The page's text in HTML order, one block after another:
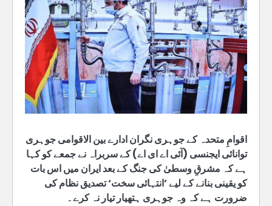
اقوامِ متحدہ کے جوہری نگران ادارے بین الاقوامی جوہری
توانائی ایجنسی (آئی اے ای اے) کے سربراہ نے جمعے کو کہا
ہے کہ مشرقِ وسطیٰ کی جنگ کے بعد ایران میں اس بات
کو یقینی بنانے کے لیے ’انتہائی سخت‘ تصدیق نظام کی
ضرورت ہے کہ وہ جوہری ہتھیار تیار نہ کرے۔